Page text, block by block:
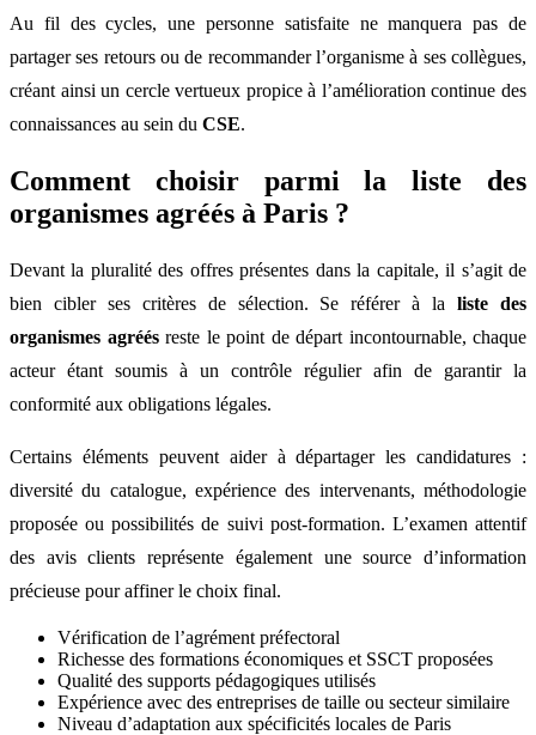
Au fil des cycles, une personne satisfaite ne manquera pas de
partager ses retours ou de recommander l’organisme à ses collègues,
créant ainsi un cercle vertueux propice à l’amélioration continue des
connaissances au sein du CSE.
Comment choisir parmi la liste des
organismes agréés à Paris ?
Devant la pluralité des offres présentes dans la capitale, il s’agit de
bien cibler ses critères de sélection. Se référer à laliste des
organismes agréésreste le point de départ incontournable, chaque
acteur étant soumis à un contrôle régulier afin de garantir la
conformité aux obligations légales.
Certains éléments peuvent aider à départager les candidatures :
diversité du catalogue, expérience des intervenants, méthodologie
proposée ou possibilités de suivi post-formation. L’examen attentif
des avis clients représente également une source d’information
précieuse pour affiner le choix final.
Vérification de l’agrément préfectoral
Richesse des formations économiques et SSCT proposées
Qualité des supports pédagogiques utilisés
Expérience avec des entreprises de taille ou secteur similaire
Niveau d’adaptation aux spécificités locales de Paris